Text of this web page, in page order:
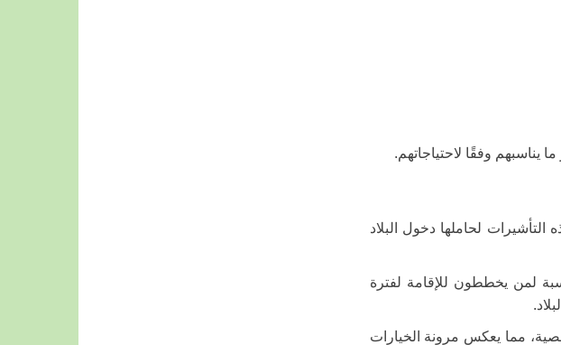
يناسبهم وفقًا لاحتياجاتهم.
لحاملها دخول البلاد
لمن يخططون للإقامة لفترة
مما يعكس مرونة الخيارات